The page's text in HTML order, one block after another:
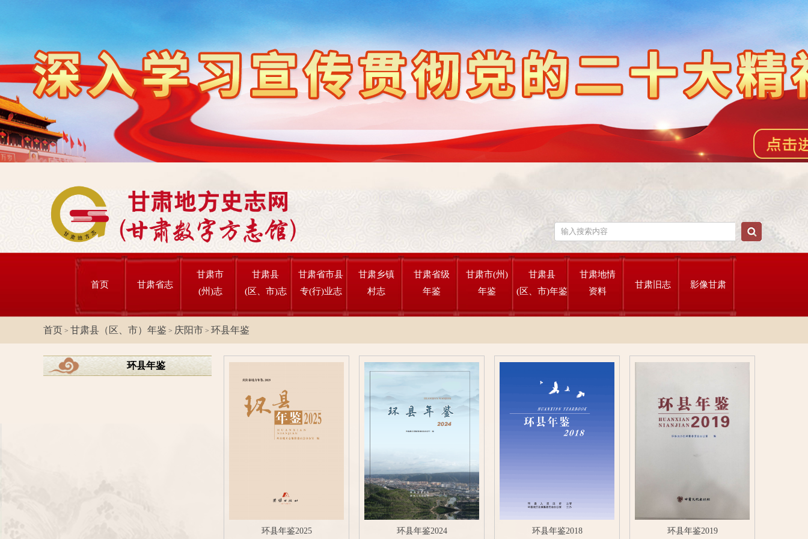
首页 甘肃省志
甘肃市
(州)志
甘肃县
(区、市)志
甘肃省市县
专(行)业志
甘肃乡镇
村志
甘肃省级
年鉴
甘肃市(州)
年鉴
甘肃县
(区、市)年鉴
甘肃地情
资料
甘肃旧志 影像甘肃
首页 > 甘肃县（区、市）年鉴 > 庆阳市 > 环县年鉴
环县年鉴
环县年鉴2025 环县年鉴2024 环县年鉴2018 环县年鉴2019